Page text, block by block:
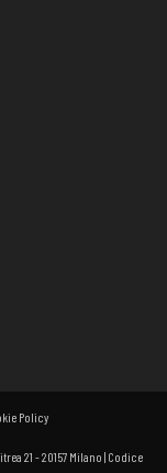
Policy
21 - 20157 Milano | Codice